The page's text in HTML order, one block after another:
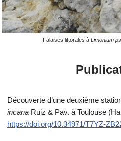
Falaises littorales à Limonium
Découverte d’une deuxième
incana Ruiz & Pav. à Toulouse
https://doi.org/10.34971/T7YZ-